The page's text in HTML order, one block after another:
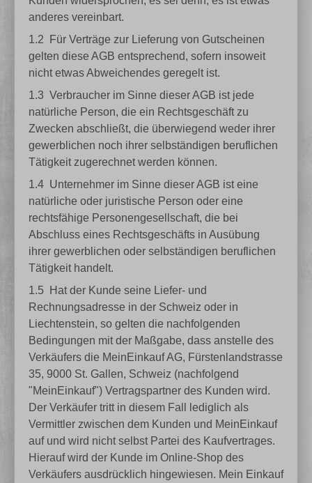
anderes vereinbart.
1.2
Für Verträge zur Lieferung von Gutscheinen
gelten diese AGB entsprechend, sofern insoweit
nicht etwas Abweichendes geregelt ist.
1.3 Verbraucher im Sinne dieser AGB ist jede
natürliche Person, die ein Rechtsgeschäft zu
Zwecken abschließt, die überwiegend weder ihrer
gewerblichen noch ihrer selbständigen beruflichen
Tätigkeit zugerechnet werden können.
1.4 Unternehmer im Sinne dieser AGB ist eine
natürliche oder juristische Person oder eine
rechtsfähige Personengesellschaft, die bei
Abschluss eines Rechtsgeschäfts in Ausübung
ihrer gewerblichen oder selbständigen beruflichen
Tätigkeit handelt.
1.5
Hat der Kunde seine Liefer- und
Rechnungsadresse in der Schweiz oder in
Liechtenstein, so gelten die nachfolgenden
Bedingungen mit der Maßgabe, dass anstelle des
Verkäufers die MeinEinkauf AG, Fürstenlandstrasse
35, 9000 St. Gallen, Schweiz (nachfolgend
"MeinEinkauf") Vertragspartner des Kunden wird.
Der Verkäufer tritt in diesem Fall lediglich als
Vermittler zwischen dem Kunden und MeinEinkauf
auf und wird nicht selbst Partei des Kaufvertrages.
Hierauf wird der Kunde im Online-Shop des
Verkäufers ausdrücklich hingewiesen. Mein Einkauf